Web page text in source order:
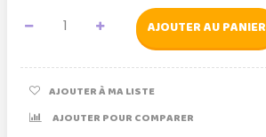
AJOUTER AU PANIER
AJOUTER À MA LISTE
AJOUTER POUR COMPARER